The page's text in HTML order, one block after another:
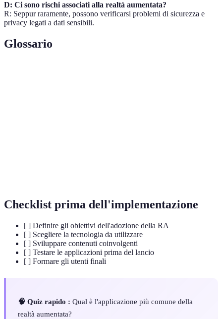
D: Ci sono rischi associati alla realtà aumentata?
R: Seppur raramente, possono verificarsi problemi di sicurezza e
privacy legati a dati sensibili.
Glossario
Checklist prima dell'implementazione
[ ] Definire gli obiettivi dell'adozione della RA
[ ] Scegliere la tecnologia da utilizzare
[ ] Sviluppare contenuti coinvolgenti
[ ] Testare le applicazioni prima del lancio
[ ] Formare gli utenti finali
🧠 Quiz rapido : Qual è l'applicazione più comune della
realtà aumentata?